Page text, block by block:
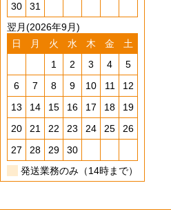
30
31
翌月(2026年9月)
日
月 火 水 木 金
土
1
2 3 4
5
6
7 8 9 10 11
12
13
14 15 16 17 18
19
20
21 22 23 24 25
26
27
28 29
30
発送業務のみ（14時まで）